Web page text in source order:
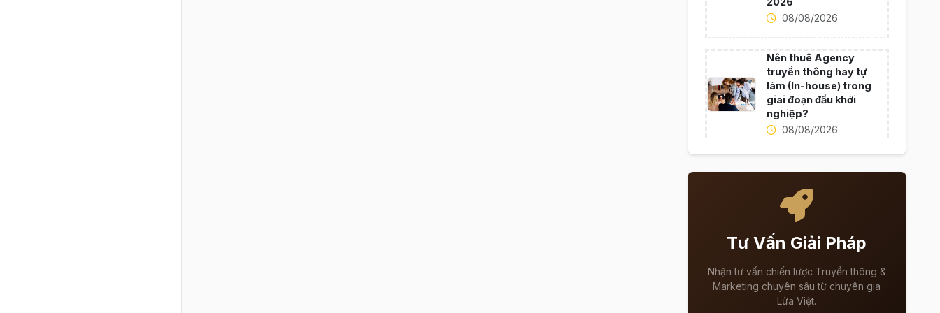
08/08/2026
Nên thuê Agency
truyền thông hay tự
làm (In-house) trong
giai đoạn đầu khởi
nghiệp?
08/08/2026
Tư Vấn Giải Pháp
Nhận tư vấn chiến lược Truyền thông &
Marketing chuyên sâu từ chuyên gia
Lửa Việt.